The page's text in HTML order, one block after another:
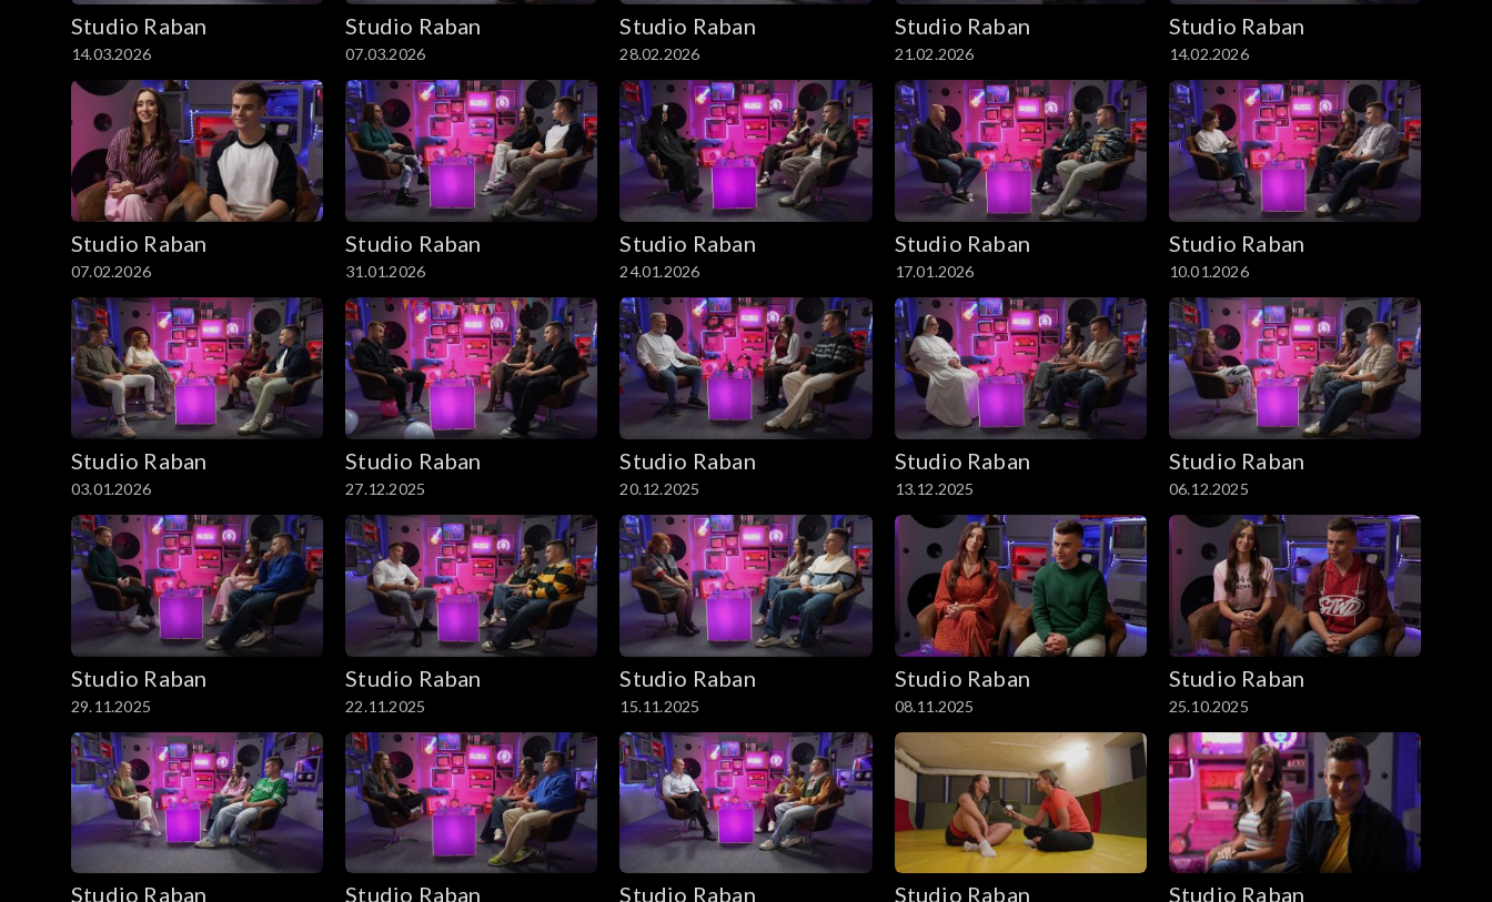
Studio Raban
14.03.2026
Studio Raban
07.03.2026
Studio Raban
28.02.2026
Studio Raban
21.02.2026
Studio Raban
14.02.2026
Studio Raban
07.02.2026
Studio Raban
31.01.2026
Studio Raban
24.01.2026
Studio Raban
17.01.2026
Studio Raban
10.01.2026
Studio Raban
03.01.2026
Studio Raban
27.12.2025
Studio Raban
20.12.2025
Studio Raban
13.12.2025
Studio Raban
06.12.2025
Studio Raban
29.11.2025
Studio Raban
22.11.2025
Studio Raban
15.11.2025
Studio Raban
08.11.2025
Studio Raban
25.10.2025
Studio Raban Studio Raban Studio Raban Studio Raban Studio Raban